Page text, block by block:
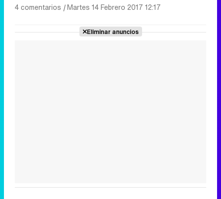
4 comentarios |Martes 14 Febrero 2017 12:17
Eliminar anuncios